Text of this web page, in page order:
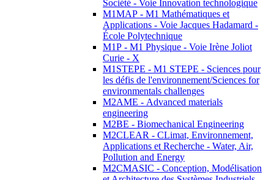
Société - Voie Innovation technologique
M1MAP - M1 Mathématiques et
Applications - Voie Jacques Hadamard -
École Polytechnique
M1P - M1 Physique - Voie Irène Joliot
Curie - X
M1STEPE - M1 STEPE - Sciences pour
les défis de l'environnement/Sciences for
environmentals challenges
M2AME - Advanced materials
engineering
M2BE - Biomechanical Engineering
M2CLEAR - CLimat, Environnement,
Applications et Recherche - Water, Air,
Pollution and Energy
M2CMASIC - Conception, Modélisation